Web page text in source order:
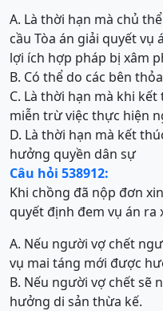
A. Là thời hạn mà chủ
cầu Tòa án giải quyết vụ
lợi ích hợp pháp bị xâm
B. Có thể do các bên
C. Là thời hạn mà khi
miễn trừ việc thực hiện
D. Là thời hạn mà kết
hưởng quyền dân sự
Câu hỏi 538912:
Khi chồng đã nộp đơn
quyết định đem vụ án ra
A. Nếu người vợ chết
vụ mai táng mới được
B. Nếu người vợ chết sẽ
hưởng di sản thừa kế.